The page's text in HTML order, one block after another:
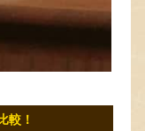
較！